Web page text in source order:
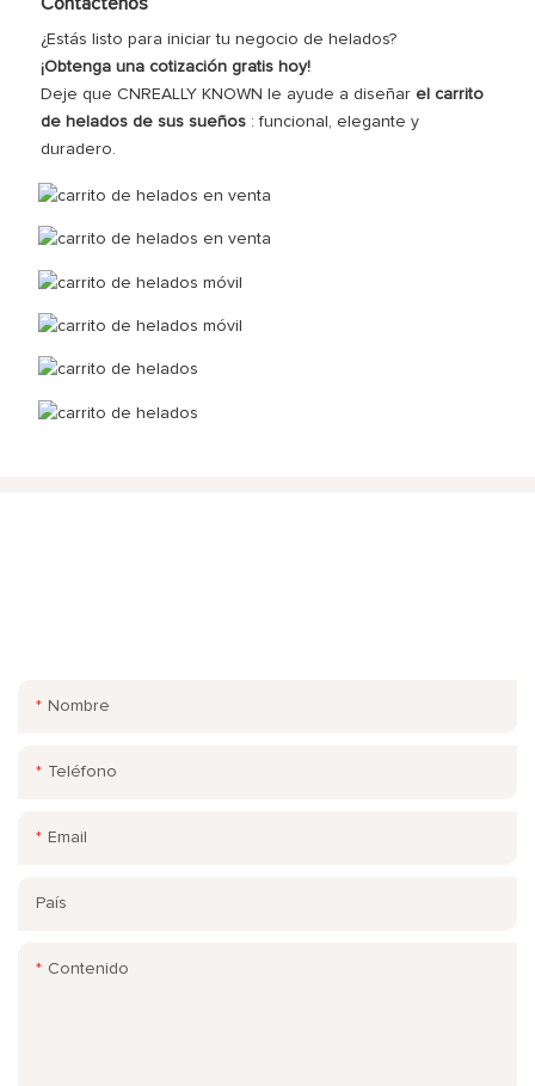
¿Estás listo para iniciar tu negocio de helados?
¡Obtenga una cotización gratis hoy!
Deje que CNREALLY KNOWN le ayude a diseñar el carrito
de helados de sus sueños: funcional, elegante y
duradero.
Nombre
Teléfono
Email
País
Contenido